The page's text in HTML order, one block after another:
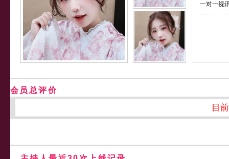
一对一视
会员总评价
目